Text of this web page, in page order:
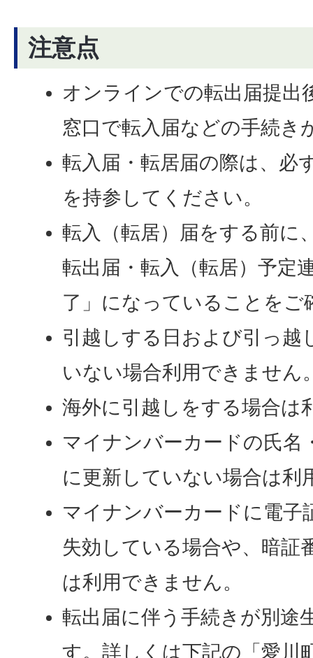
注意点
オンラインでの転出届提出
窓口で転入届などの手続き
転入届・転居届の際は、必
を持参してください。
転入（転居）届をする前に
転出届・転入（転居）予定
了」になっていることをご
引越しする日および引っ越
いない場合利用できません
海外に引越しをする場合は
マイナンバーカードの氏名
に更新していない場合は利
マイナンバーカードに電子
失効している場合や、暗証
は利用できません。
転出届に伴う手続きが別途
す。詳しくは下記の「愛川